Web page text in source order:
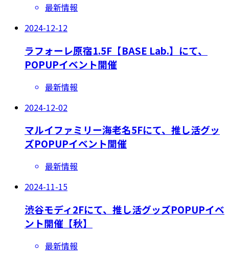
最新情報
2024-12-12
ラフォーレ原宿1.5F【BASE Lab.】にて、
POPUPイベント開催
最新情報
2024-12-02
マルイファミリー海老名5Fにて、推し活グッ
ズPOPUPイベント開催
最新情報
2024-11-15
渋谷モディ2Fにて、推し活グッズPOPUPイベ
ント開催【秋】
最新情報